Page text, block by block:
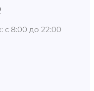
с 8:00 до 22:00